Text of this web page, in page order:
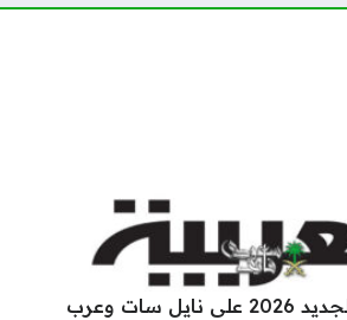
تردد قناة العربية الجديد 2026 على نايل سات وعرب